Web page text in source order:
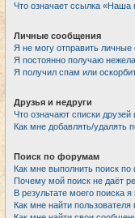
Что означает ссылка «Наша
Личные сообщения
Я не могу отправить
Я постоянно получаю
Я получил спам или
Друзья и недруги
Что означают списки друзей
Как мне добавлять/удалять
Поиск по форумам
Как мне выполнить поиск
Почему мой поиск не даёт
В результате моего поиска
Как мне найти